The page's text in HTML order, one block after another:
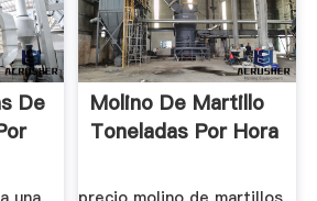
De
Molino De Martillo
Toneladas Por Hora